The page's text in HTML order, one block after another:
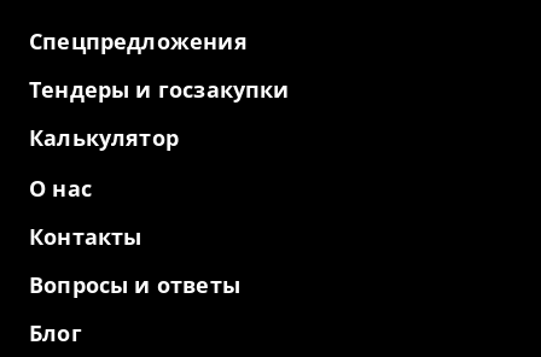
Спецпредложения
Тендеры и госзакупки
Калькулятор
О нас
Контакты
Вопросы и ответы
Блог